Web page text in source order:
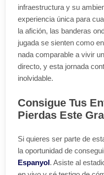
infraestructura y su
experiencia única para
la afición, las banderas
jugada se sienten como
nada comparable a vivir
directo, y esta jornada
inolvidable.
Consigue Tus
Pierdas Este
Si quieres ser parte de
la oportunidad de
Espanyol. Asiste al